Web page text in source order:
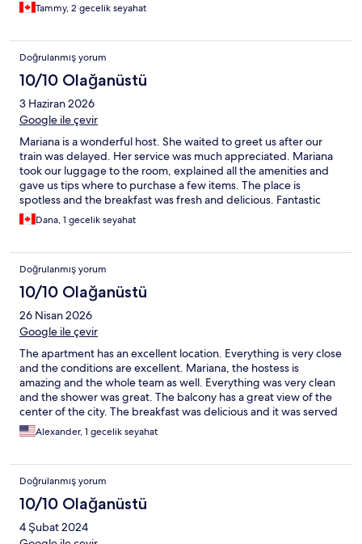
Tammy, 2 gecelik seyahat
Doğrulanmış yorum
10/10 Olağanüstü
3 Haziran 2026
Google ile çevir
Mariana is a wonderful host. She waited to greet us after our
train was delayed. Her service was much appreciated. Mariana
took our luggage to the room, explained all the amenities and
gave us tips where to purchase a few items. The place is
spotless and the breakfast was fresh and delicious. Fantastic
location and walkable to many sights. We would highly
recommend and Mariana is the perfect host. Excellent!!
Dana, 1 gecelik seyahat
Doğrulanmış yorum
10/10 Olağanüstü
26 Nisan 2026
Google ile çevir
The apartment has an excellent location. Everything is very close
and the conditions are excellent. Mariana, the hostess is
amazing and the whole team as well. Everything was very clean
and the shower was great. The balcony has a great view of the
center of the city. The breakfast was delicious and it was served
in ana exquisite way Highly recommended!!!!
Alexander, 1 gecelik seyahat
Doğrulanmış yorum
10/10 Olağanüstü
4 Şubat 2024